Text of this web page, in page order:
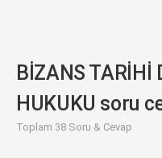
BİZANS TARİHİ
HUKUKU soru
Toplam 38 Soru & Cevap